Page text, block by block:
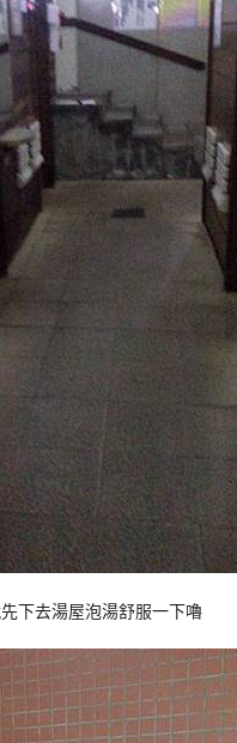
下去湯屋泡湯舒服一下嚕